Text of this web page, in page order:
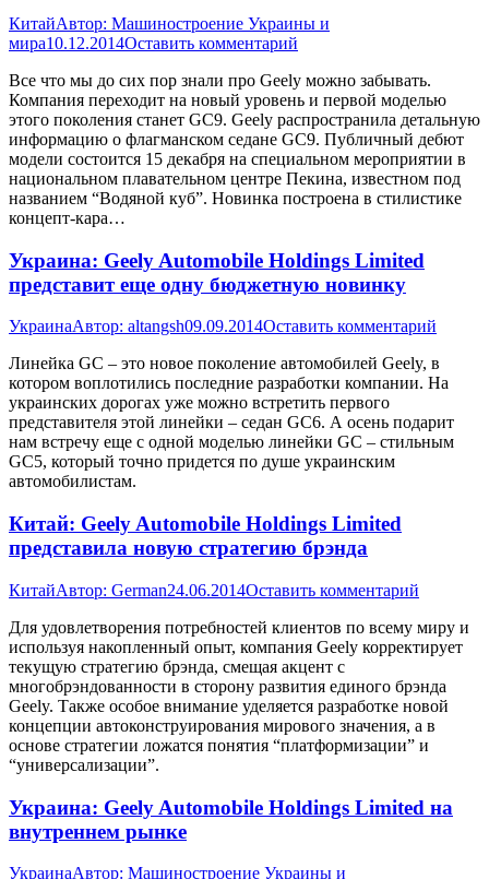
КитайАвтор: Машиностроение Украины и
мира10.12.2014Оставить комментарий
Все что мы до сих пор знали про Geely можно забывать.
Компания переходит на новый уровень и первой моделью
этого поколения станет GC9. Geely распространила детальную
информацию о флагманском седане GC9. Публичный дебют
модели состоится 15 декабря на специальном мероприятии в
национальном плавательном центре Пекина, известном под
названием “Водяной куб”. Новинка построена в стилистике
концепт-кара…
Украина: Geely Automobile Holdings Limited
представит еще одну бюджетную новинку
УкраинаАвтор: altangsh09.09.2014Оставить комментарий
Линейка GC – это новое поколение автомобилей Geely, в
котором воплотились последние разработки компании. На
украинских дорогах уже можно встретить первого
представителя этой линейки – седан GC6. А осень подарит
нам встречу еще с одной моделью линейки GC – стильным
GC5, который точно придется по душе украинским
автомобилистам.
Китай: Geely Automobile Holdings Limited
представила новую стратегию брэнда
КитайАвтор: German24.06.2014Оставить комментарий
Для удовлетворения потребностей клиентов по всему миру и
используя накопленный опыт, компания Geely корректирует
текущую стратегию брэнда, смещая акцент с
многобрэндованности в сторону развития единого брэнда
Geely. Также особое внимание уделяется разработке новой
концепции автоконструирования мирового значения, а в
основе стратегии ложатся понятия “платформизации” и
“универсализации”.
Украина: Geely Automobile Holdings Limited на
внутреннем рынке
УкраинаАвтор: Машиностроение Украины и